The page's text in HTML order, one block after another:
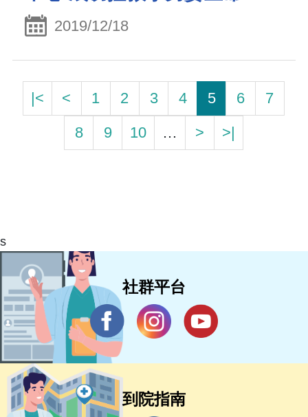
2019/12/18
|< < 1 2 3 4 5 6
7
8
9 10 … > >|
s
社群平台
到院指南